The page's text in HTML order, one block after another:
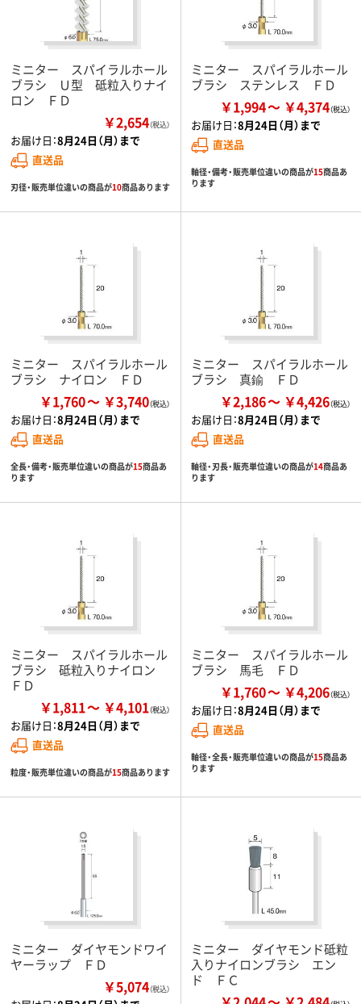
ミニター スパイラルホール
ブラシ Ｕ型 砥粒入りナイ
ロン ＦＤ
￥2,654（税込）
お届け日：8月24日（月）まで
直送品
刃径・販売単位違いの商品が10商品あります
ミニター スパイラルホール
ブラシ ステンレス ＦＤ
￥1,994 ￥4,374
お届け日：8月24日（月）まで
直送品
軸径・備考・販売単位違いの商品が15商品あ
ります
ミニター スパイラルホール
ブラシ ナイロン ＦＤ
￥1,760 ￥3,740
お届け日：8月24日（月）まで
直送品
全長・備考・販売単位違いの商品が15商品あ
ります
ミニター スパイラルホール
ブラシ 真鍮 ＦＤ
￥2,186 ￥4,426
お届け日：8月24日（月）まで
直送品
軸径・刃長・販売単位違いの商品が14商品あ
ります
ミニター スパイラルホール
ブラシ 砥粒入りナイロン
ＦＤ
￥1,811 ￥4,101
お届け日：8月24日（月）まで
直送品
粒度・販売単位違いの商品が15商品あります
ミニター スパイラルホール
ブラシ 馬毛 ＦＤ
￥1,760 ￥4,206
お届け日：8月24日（月）まで
直送品
軸径・全長・販売単位違いの商品が15商品あ
ります
ミニター ダイヤモンドワイ
ヤーラップ ＦＤ
￥5,074（税込）
ミニター ダイヤモンド砥粒
入りナイロンブラシ エン
ド ＦＣ